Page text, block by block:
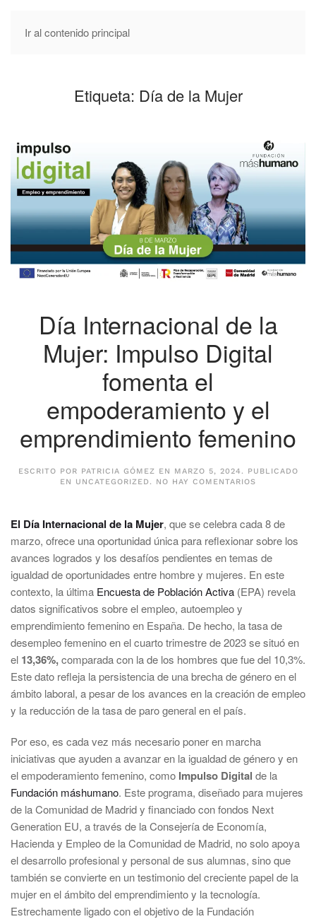
Ir al contenido principal
Etiqueta: Día de la Mujer
Día Internacional de la
Mujer: Impulso Digital
fomenta el
empoderamiento y el
emprendimiento femenino
ESCRITO POR PATRICIA GÓMEZ EN MARZO 5, 2024. PUBLICADO
EN UNCATEGORIZED . NO HAY COMENTARIOS
LA
IMPULSO
DIGITAL
EL
Y
FEMENINO
El Día Internacional de la Mujer, que se celebra cada 8 de
marzo, ofrece una oportunidad única para reflexionar sobre los
avances logrados y los desafíos pendientes en temas de
igualdad de oportunidades entre hombre y mujeres. En este
contexto, la última Encuesta de Población Activa (EPA) revela
datos significativos sobre el empleo, autoempleo y
emprendimiento femenino en España. De hecho, la tasa de
desempleo femenino en el cuarto trimestre de 2023 se situó en
el 13,36%,comparada con la de los hombres que fue del 10,3%.
Este dato refleja la persistencia de una brecha de género en el
ámbito laboral, a pesar de los avances en la creación de empleo
y la reducción de la tasa de paro general en el país.
Por eso, es cada vez más necesario poner en marcha
iniciativas que ayuden a avanzar en la igualdad de género y en
el empoderamiento femenino, como Impulso Digital de la
Fundación máshumano. Este programa, diseñado para mujeres
de la Comunidad de Madrid y financiado con fondos Next
Generation EU, a través de la Consejería de Economía,
Hacienda y Empleo de la Comunidad de Madrid, no solo apoya
el desarrollo profesional y personal de sus alumnas, sino que
también se convierte en un testimonio del creciente papel de la
mujer en el ámbito del emprendimiento y la tecnología.
Estrechamente ligado con el objetivo de la Fundación